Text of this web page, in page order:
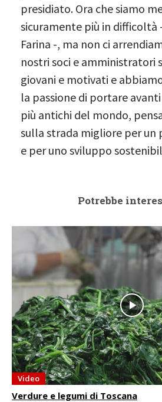
presidiato. Ora che siamo
sicuramente più in difficoltà
Farina -, ma non ci
nostri soci e amministratori
giovani e motivati e
la passione di portare
più antichi del mondo,
sulla strada migliore per un
e per uno sviluppo
Potrebbe
Video
Verdure e legumi di Toscana